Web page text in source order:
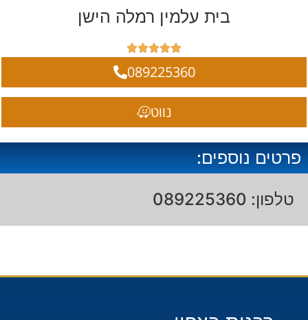
בית עלמין רמלה הישן





089225360
נווט
פרטים נוספים:
טלפון: 089225360